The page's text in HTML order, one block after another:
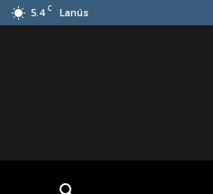
5.4 C Lanús